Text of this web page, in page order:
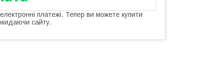
платежі. Тепер ви можете купити
сайту.